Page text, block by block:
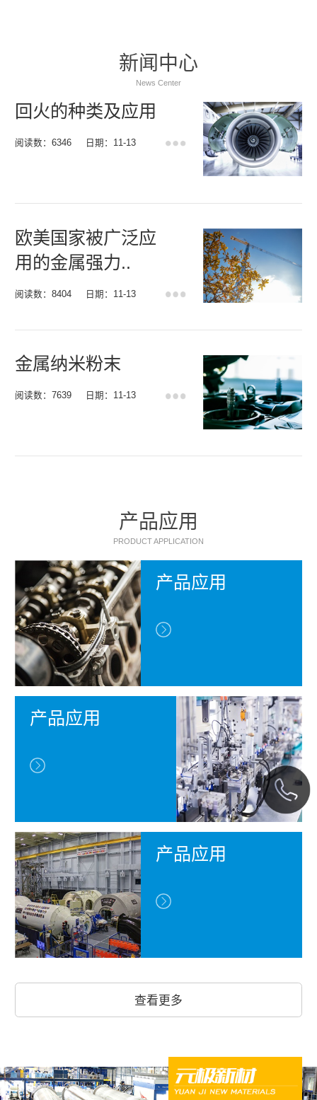
新闻中心
News Center
回火的种类及应用
阅读数：6346 日期：11-13
欧美国家被广泛应
用的金属强力..
阅读数：8404 日期：11-13
金属纳米粉末
阅读数：7639 日期：11-13
产品应用
PRODUCT APPLICATION
产品应用
产品应用
产品应用
查看更多